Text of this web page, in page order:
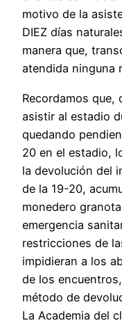
motivo de la
DIEZ días
manera que,
atendida ninguna
Recordamos que,
asistir al estadio
quedando
20 en el estadio,
la devolución del
de la 19-20,
monedero
emergencia
restricciones de
impidieran a los
de los
método de
La Academia del